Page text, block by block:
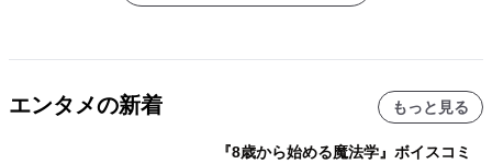
エンタメの新着 もっと見る
『8歳から始める魔法学』ボイスコミ